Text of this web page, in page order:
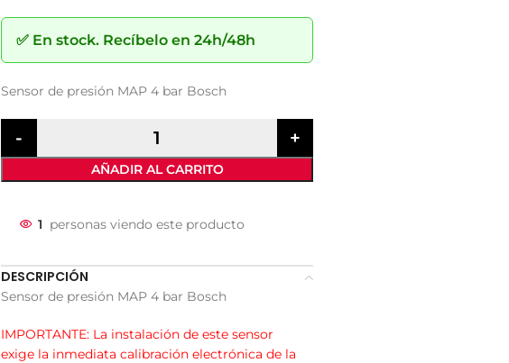
✅ En stock. Recíbelo en 24h/48h
Sensor de presión MAP 4 bar Bosch
AÑADIR AL CARRITO
1 personas viendo este producto
DESCRIPCIÓN
Sensor de presión MAP 4 bar Bosch
IMPORTANTE: La instalación de este sensor
exige la inmediata calibración electrónica de la